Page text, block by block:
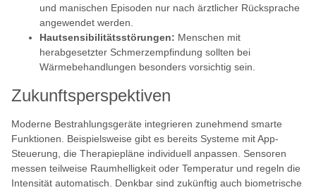
und manischen Episoden nur nach ärztlicher Rücksprache
angewendet werden.
Hautsensibilitätsstörungen: Menschen mit
herabgesetzter Schmerzempfindung sollten bei
Wärmebehandlungen besonders vorsichtig sein.
Zukunftsperspektiven
Moderne Bestrahlungsgeräte integrieren zunehmend smarte
Funktionen. Beispielsweise gibt es bereits Systeme mit App-
Steuerung, die Therapiepläne individuell anpassen. Sensoren
messen teilweise Raumhelligkeit oder Temperatur und regeln die
Intensität automatisch. Denkbar sind zukünftig auch biometrische